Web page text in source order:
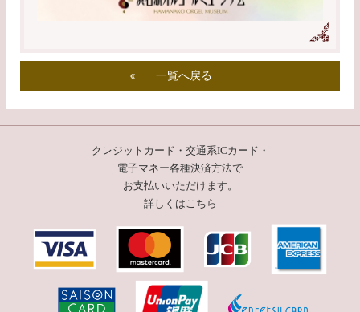
一覧へ戻る
クレジットカード・交通系ICカード・
電子マネー各種決済方法で
お支払いいただけます。
詳しくはこちら